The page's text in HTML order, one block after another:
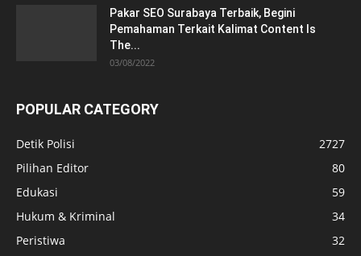
Pakar SEO Surabaya Terbaik, Begini
Pemahaman Terkait Kalimat Content Is
The...
03/08/2022
POPULAR CATEGORY
Detik Polisi
2727
Pilihan Editor
80
Edukasi
59
Hukum & Kriminal
34
Peristiwa
32